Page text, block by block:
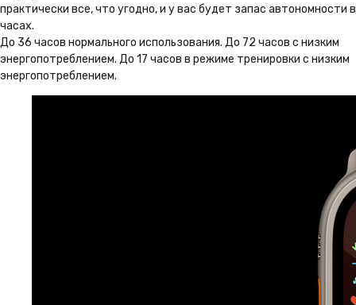
практически все, что угодно, и у вас будет запас автономности в
часах.
До 36 часов нормального использования. До 72 часов с низким
энергопотреблением. До 17 часов в режиме тренировки с низким
энергопотреблением.